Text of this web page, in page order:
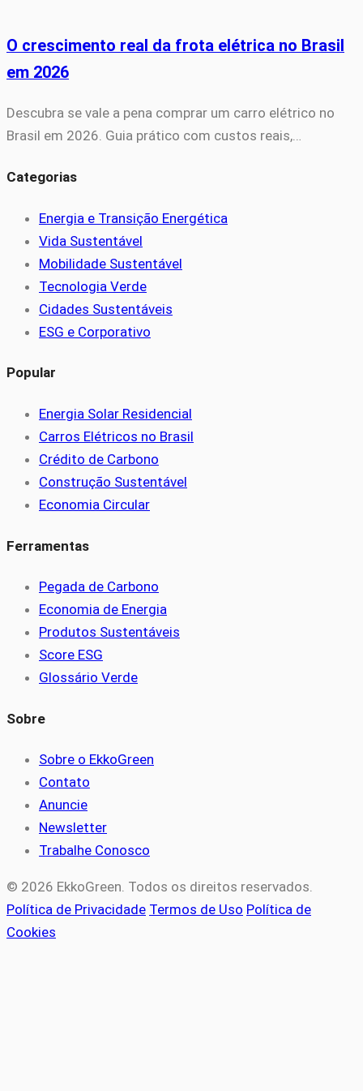
O crescimento real da frota elétrica no Brasil
em 2026
Descubra se vale a pena comprar um carro elétrico no
Brasil em 2026. Guia prático com custos reais,…
Categorias
Energia e Transição Energética
Vida Sustentável
Mobilidade Sustentável
Tecnologia Verde
Cidades Sustentáveis
ESG e Corporativo
Popular
Energia Solar Residencial
Carros Elétricos no Brasil
Crédito de Carbono
Construção Sustentável
Economia Circular
Ferramentas
Pegada de Carbono
Economia de Energia
Produtos Sustentáveis
Score ESG
Glossário Verde
Sobre
Sobre o EkkoGreen
Contato
Anuncie
Newsletter
Trabalhe Conosco
© 2026 EkkoGreen. Todos os direitos reservados.
Política de Privacidade Termos de Uso Política de
Cookies